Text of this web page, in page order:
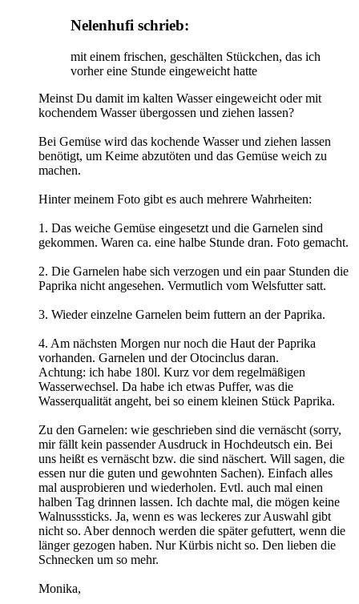
Nelenhufi schrieb:
mit einem frischen, geschälten Stückchen, das ich
vorher eine Stunde eingeweicht hatte
Meinst Du damit im kalten Wasser eingeweicht oder mit
kochendem Wasser übergossen und ziehen lassen?
Bei Gemüse wird das kochende Wasser und ziehen lassen
benötigt, um Keime abzutöten und das Gemüse weich zu
machen.
Hinter meinem Foto gibt es auch mehrere Wahrheiten:
1. Das weiche Gemüse eingesetzt und die Garnelen sind
gekommen. Waren ca. eine halbe Stunde dran. Foto gemacht.
2. Die Garnelen habe sich verzogen und ein paar Stunden die
Paprika nicht angesehen. Vermutlich vom Welsfutter satt.
3. Wieder einzelne Garnelen beim futtern an der Paprika.
4. Am nächsten Morgen nur noch die Haut der Paprika
vorhanden. Garnelen und der Otocinclus daran.
Achtung: ich habe 180l. Kurz vor dem regelmäßigen
Wasserwechsel. Da habe ich etwas Puffer, was die
Wasserqualität angeht, bei so einem kleinen Stück Paprika.
Zu den Garnelen: wie geschrieben sind die vernäscht (sorry,
mir fällt kein passender Ausdruck in Hochdeutsch ein. Bei
uns heißt es vernäscht bzw. die sind näschert. Will sagen, die
essen nur die guten und gewohnten Sachen). Einfach alles
mal ausprobieren und wiederholen. Evtl. auch mal einen
halben Tag drinnen lassen. Ich dachte mal, die mögen keine
Walnusssticks. Ja, wenn es was leckeres zur Auswahl gibt
nicht so. Aber dennoch werden die später gefuttert, wenn die
länger gezogen haben. Nur Kürbis nicht so. Den lieben die
Schnecken um so mehr.
Monika,